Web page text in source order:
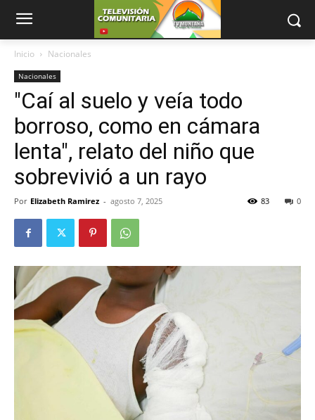
Inicio Nacionales
Nacionales
"Caí al suelo y veía todo
borroso, como en cámara
lenta", relato del niño que
sobrevivió a un rayo
Por Elizabeth Ramirez - agosto 7, 2025 0
83